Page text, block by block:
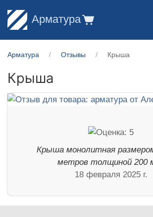
Арматура
Арматура Отзывы Крыша
Крыша
Крыша монолитная
метров толщиной 200
18 февраля 2025 г.